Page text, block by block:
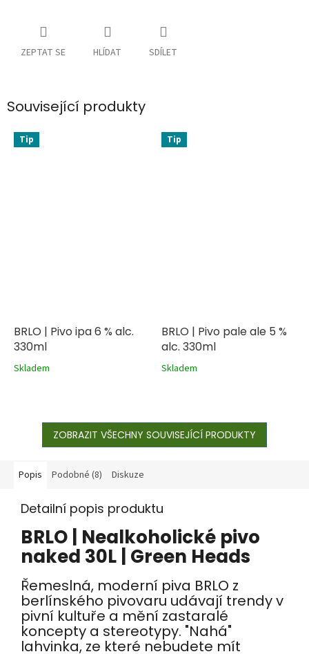
ZEPTAT SE HLÍDAT SDÍLET
Související produkty
Tip
BRLO | Pivo ipa 6 % alc.
330ml
Skladem
Tip
BRLO | Pivo pale ale 5 %
alc. 330ml
Skladem
ZOBRAZIT VŠECHNY SOUVISEJÍCÍ PRODUKTY
Popis Podobné (8) Diskuze
Detailní popis produktu
BRLO | Nealkoholické pivo
naked 30L | Green Heads
Řemeslná, moderní piva BRLO z
berlínského pivovaru udávají trendy v
pivní kultuře a mění zastaralé
koncepty a stereotypy. "Nahá"
lahvinka, ze které nebudete mít